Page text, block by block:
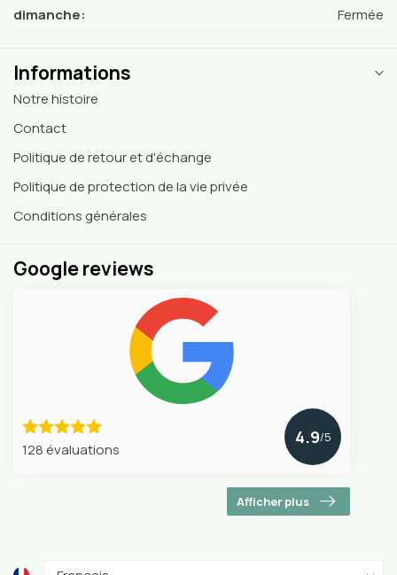
dimanche:
Fermée
Informations
Notre histoire
Contact
Politique de retour et d'échange
Politique de protection de la vie privée
Conditions générales
Google reviews
128 évaluations
4.9/5
Afficher plus